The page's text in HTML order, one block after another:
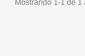
Mostrando 1-1 de 1